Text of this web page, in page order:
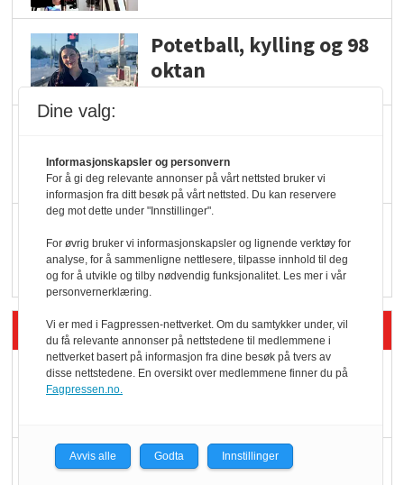
Potetball, kylling og 98
oktan
endring: Stadig større
serveringstilbud
i dagligvare
Siste artikler - Butikk i praksis
Rema-flaggskip
Slik opprettholdes
Dine valg:
Informasjonskapsler og personvern
For å gi deg relevante annonser på vårt nettsted bruker vi
informasjon fra ditt besøk på vårt nettsted. Du kan reservere
deg mot dette under "Innstillinger".
For øvrig bruker vi informasjonskapsler og lignende verktøy for
analyse, for å sammenligne nettlesere, tilpasse innhold til deg
og for å utvikle og tilby nødvendig funksjonalitet. Les mer i vår
personvernerklæring.
Vi er med i Fagpressen-nettverket. Om du samtykker under, vil
du få relevante annonser på nettstedene til medlemmene i
nettverket basert på informasjon fra dine besøk på tvers av
disse nettstedene. En oversikt over medlemmene finner du på
Fagpressen.no.
Avvis alle Godta Innstillinger